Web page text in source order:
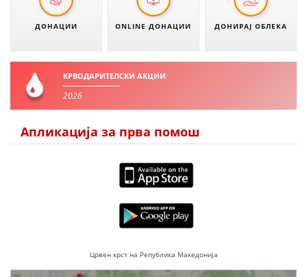
MЕЃУНАРОДНО ХУМАНИТАРНО ПРАВО
УПОТРЕБА И ЗАШТИТА НА АМБЛЕМОТ
СОЦИЈАЛНО ХУМАНИТАРНА ДЕЈНОСТ
ТИМОВИ НА ООЦК
ПРОЕКТИ – ПОДГОТВЕНОСТ И ДЕЈСТВУВАЊЕ ПРИ КАТАСТРОФИ
ИСТРАЖУВАЊЕ НА ЈАВНО МИСЛЕЊЕ
ДОНАЦИИ ONLINE ДОНАЦИИ ДОНИРАЈ ОБЛЕКА
КРВОДАРИТЕЛСКИ АКЦИИ
2026
Апликација за прва помош
Црвен крст на Република Македонија